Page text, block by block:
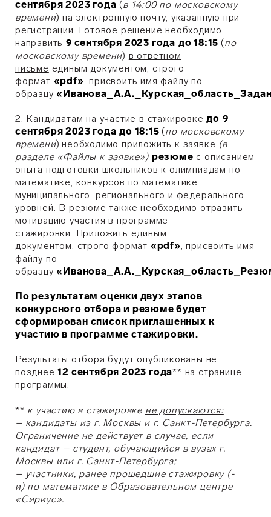
сентября 2023 года (в 14:00 по московскому
времени) на электронную почту, указанную при
регистрации. Готовое решение необходимо
направить9 сентября 2023 года до 18:15 (по
московскому времени) в ответном
письме единым документом, строго
формат «pdf»,присвоить имя файлу по
образцу
2. Кандидатам на участие в стажировкедо 9
сентября 2023 года до 18:15 (по московскому
времени) необходимо приложить к заявке (в
разделе «Файлы к заявке») резюме с описанием
опыта подготовки школьников к олимпиадам по
математике, конкурсов по математике
муниципального, регионального и федерального
уровней. В резюме также необходимо отразить
мотивацию участия в программе
стажировки. Приложить единым
документом, строго формат «pdf»,присвоить имя
файлу по
образцу
По результатам оценки двух этапов
конкурсного отбора и резюме будет
сформирован список приглашенных к
участию в программе стажировки.
Результаты отбора будут опубликованы не
позднее12 сентября 2023 года** на странице
программы.
** к участию в стажировке не допускаются:
–кандидаты из г. Москвы и г. Санкт-Петербурга.
Ограничение не действует в случае, если
кандидат – студент, обучающийся в вузах г.
Москвы или г. Санкт-Петербурга;
– участники, ранее прошедшие стажировку (-
и) по математике в Образовательном центре
«Сириус».